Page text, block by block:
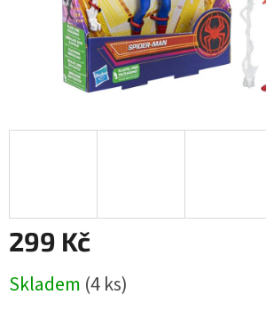
299 Kč
cena:
Skladem (4 ks)